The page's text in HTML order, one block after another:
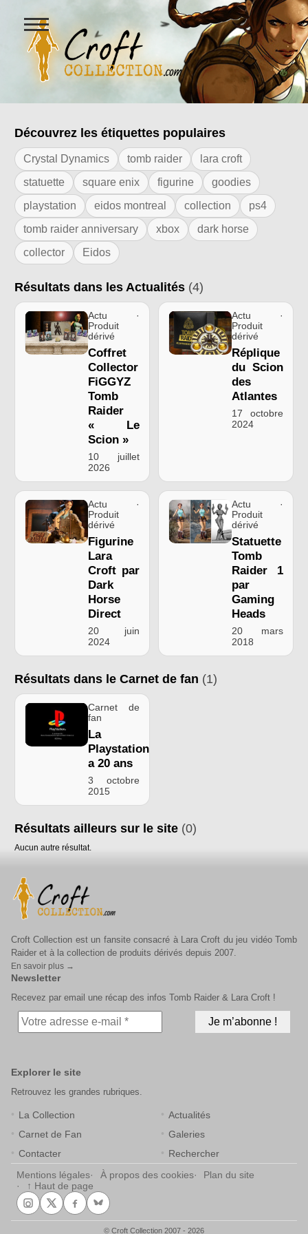
Figurines Lara Croft et
Ouvrir
le
menu
Résultats de l'étiquette "tomb raider
Découvrez les étiquettes populaires
Crystal Dynamics tomb raider
lara croft
statuette
square enix figurine
goodies
playstation
eidos montreal collection
ps4
tomb raider anniversary
xbox
dark horse
collector
Eidos
Résultats dans les Actualités (4)
Actu ·
Produit
dérivé
Coffret
Collector
FiGGYZ
Tomb
Raider
« Le
Scion »
10 juillet
2026
Actu ·
Produit
dérivé
Réplique
du Scion
des
Atlantes
17 octobre
2024
Actu ·
Produit
dérivé
Figurine
Lara
Croft par
Dark
Horse
Direct
20 juin
2024
Actu ·
Produit
dérivé
Statuette
Tomb
Raider 1
par
Gaming
Heads
20 mars
2018
Résultats dans le Carnet de fan (1)
Carnet de
fan
La
Playstation
a 20 ans
3 octobre
2015
Résultats ailleurs sur le site (0)
Aucun autre résultat.
Croft Collection est un fansite consacré à Lara Croft du jeu vidéo Tomb
Raider et à la collection de produits dérivés depuis 2007.
En savoir plus →
Newsletter
Recevez par email une récap des infos Tomb Raider & Lara Croft !
Explorer le site
Retrouvez les grandes rubriques.
La Collection
Actualités
Carnet de Fan
Galeries
Contacter
Rechercher
Mentions légales À propos des cookies
Plan du site
↑ Haut de page
© Croft Collection 2007 - 2026